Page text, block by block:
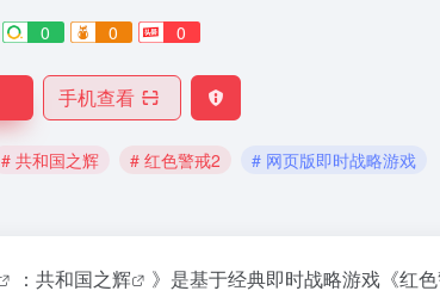
0 0 0
手机查看
# 共和国之辉 # 红色警戒2 # 网页版即时战略游戏
： 共和国之辉
》是基于经典即时战略游戏《红